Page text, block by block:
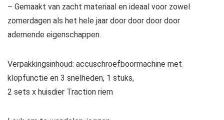
– Gemaakt van zacht materiaal en ideaal voor zowel
zomerdagen als het hele jaar door door door door
ademende eigenschappen.
Verpakkingsinhoud: accuschroefboormachine met
klopfunctie en 3 snelheden, 1 stuks,
2 sets x huisdier Traction riem